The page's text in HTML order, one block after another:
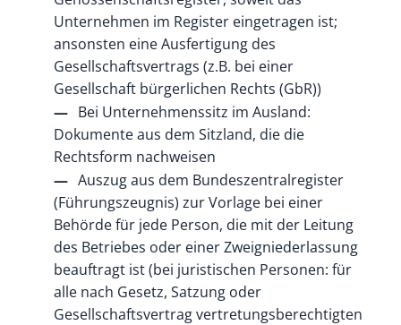
Unternehmen im Register eingetragen ist;
ansonsten eine Ausfertigung des
Gesellschaftsvertrags (z.B. bei einer
Gesellschaft bürgerlichen Rechts (GbR))
Bei Unternehmenssitz im Ausland:
Dokumente aus dem Sitzland, die die
Rechtsform nachweisen
Auszug aus dem Bundeszentralregister
(Führungszeugnis) zur Vorlage bei einer
Behörde für jede Person, die mit der Leitung
des Betriebes oder einer Zweigniederlassung
beauftragt ist (bei juristischen Personen: für
alle nach Gesetz, Satzung oder
Gesellschaftsvertrag vertretungsberechtigten